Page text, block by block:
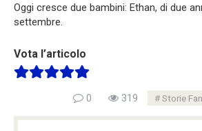
Oggi cresce due bambini: Ethan, di due
settembre.
Vota l’articolo
0 319 Storie